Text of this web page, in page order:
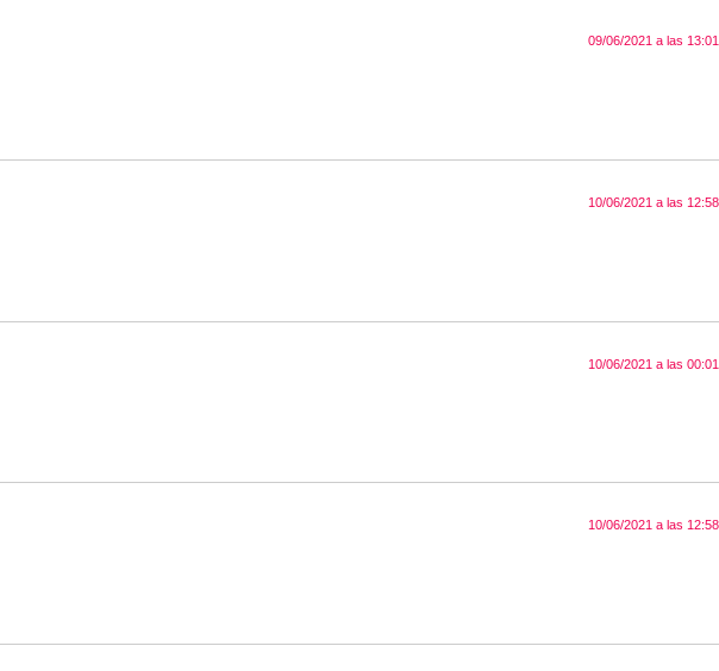
09/06/2021 a las 13:01
10/06/2021 a las 12:58
10/06/2021 a las 00:01
10/06/2021 a las 12:58